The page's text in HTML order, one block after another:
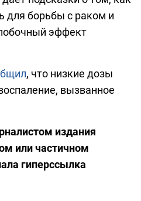
для борьбы с раком и
эффект
, что низкие дозы
вызванное
издания
или частичном
гиперссылка